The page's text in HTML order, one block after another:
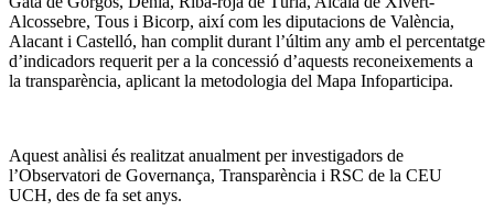
Alcossebre, Tous i Bicorp, així com les diputacions de València,
Alacant i Castelló, han complit durant l’últim any amb el percentatge
d’indicadors requerit per a la concessió d’aquests reconeixements a
la transparència, aplicant la metodologia del Mapa Infoparticipa.
Aquest anàlisi és realitzat anualment per investigadors de
l’Observatori de Governança, Transparència i RSC de la CEU
UCH, des de fa set anys.